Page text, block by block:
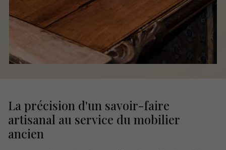
La précision d'un savoir-faire
artisanal au service du mobilier
ancien